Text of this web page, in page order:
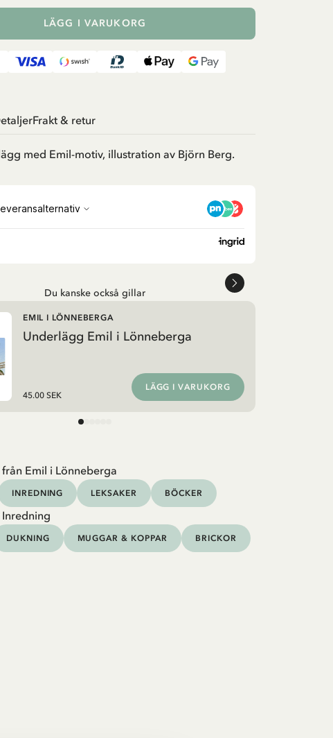
LÄGG I VARUKORG
Frakt & retur
med Emil-motiv, illustration av Björn Berg.
Du kanske också gillar
Underlägg Emil i Lönneberga
EMIL I LÖNNEBERGA
45.00 SEK
LÄGG I VARUKORG
Emil i Lönneberga
INREDNING LEKSAKER BÖCKER
DUKNING MUGGAR & KOPPAR BRICKOR